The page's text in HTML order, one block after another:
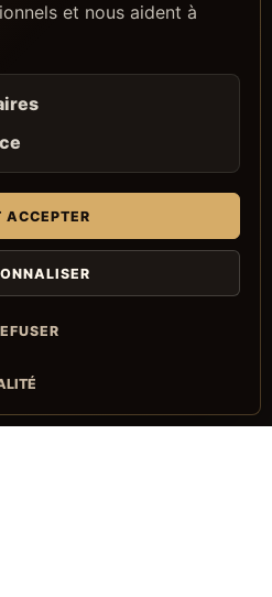
et nous aident à
ACCEPTER